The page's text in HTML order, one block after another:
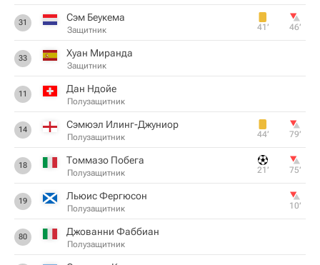
31 Сэм Беукема
Защитник 41‎’‎ 46‎’‎
33 Хуан Миранда
Защитник
11 Дан Ндойе
Полузащитник
14 Сэмюэл Илинг-Джуниор
Полузащитник 44‎’‎ 79‎’‎
18 Томмазо Побега
Полузащитник 21‎’‎ 75‎’‎
19 Льюис Фергюсон
Полузащитник 10‎’‎
80 Джованни Фаббиан
Полузащитник